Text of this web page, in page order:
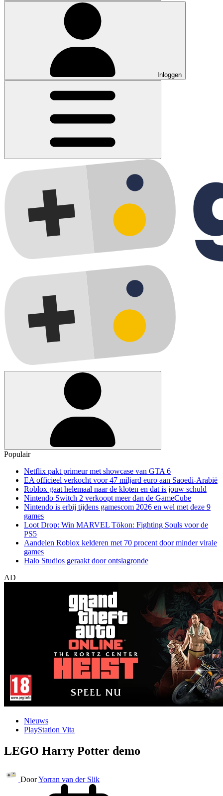
Inloggen
Populair
Netflix pakt primeur met showcase van GTA 6
EA officieel verkocht voor 47 miljard euro aan Saoedi-Arabië
Roblox gaat helemaal naar de kloten en dat is jouw schuld
Nintendo Switch 2 verkoopt meer dan de GameCube
Nintendo is erbij tijdens gamescom 2026 en wel met deze 9
games
Loot Drop: Win MARVEL Tōkon: Fighting Souls voor de
PS5
Aandelen Roblox kelderen met 70 procent door minder virale
games
Halo Studios geraakt door ontslagronde
AD
Nieuws
PlayStation Vita
LEGO Harry Potter demo
DoorYorran van der Slik